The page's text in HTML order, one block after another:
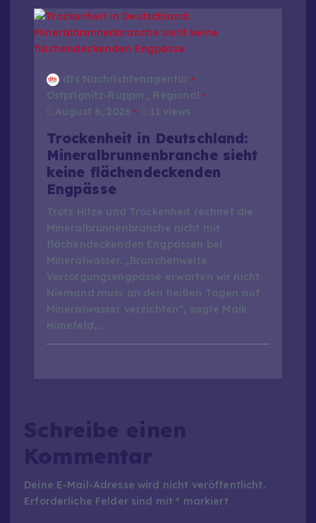
dts Nachrichtenagentur
Ostprignitz-Ruppin , Regional
August 6, 2026
11 views
Trockenheit in Deutschland:
Mineralbrunnenbranche sieht
keine flächendeckenden
Engpässe
Trotz Hitze und Trockenheit rechnet die
Mineralbrunnenbranche nicht mit
flächendeckenden Engpässen bei
Mineralwasser. „Branchenweite
Versorgungsengpässe erwarten wir nicht.
Niemand muss an den heißen Tagen auf
Mineralwasser verzichten“, sagte Maik
Hünefeld,…
Deine E-Mail-Adresse wird nicht veröffentlicht.
Erforderliche Felder sind mit * markiert